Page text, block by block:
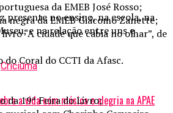
presente no ensino, na escola, na
e na relação entre uns e
Criciúma
a vida com música e alegria na APAE
da EMEB José Rosso;
negra da EMEB Giácomo Zanette;
“A cidade que cabia no olhar”, de
Coral do CCTI da Afasc.
da 19ª Feira do Livro;